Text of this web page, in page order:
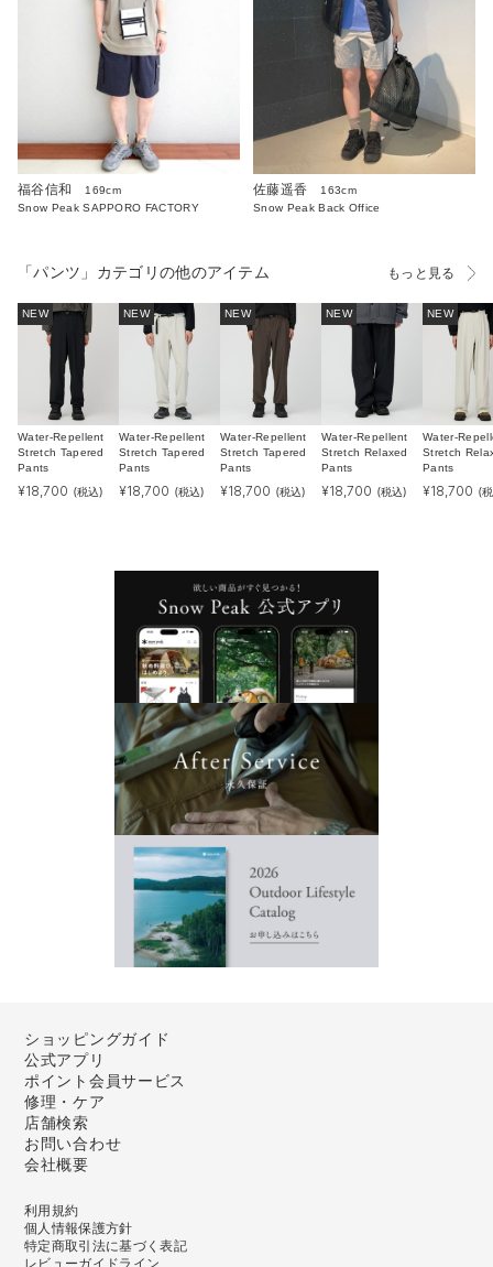
福谷信和
169cm
Snow Peak SAPPORO FACTORY
佐藤遥香
163cm
Snow Peak Back Office
「パンツ」カテゴリの他のアイテム もっと見る
NEW
Water-Repellent
Stretch Tapered
Pants
¥18,700 (税込)
NEW
Water-Repellent
Stretch Tapered
Pants
¥18,700 (税込)
NEW
Water-Repellent
Stretch Tapered
Pants
¥18,700 (税込)
NEW
Water-Repellent
Stretch Relaxed
Pants
¥18,700 (税込)
NEW
Water-
Stretch
Pants
¥18,700 (
ショッピングガイド
公式アプリ
ポイント会員サービス
修理・ケア
店舗検索
お問い合わせ
会社概要
利用規約
個人情報保護方針
特定商取引法に基づく表記
レビューガイドライン